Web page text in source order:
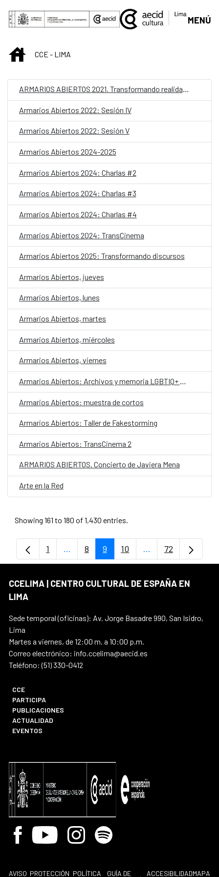
Skip to Main Content
MENÚ
INICIOCCE - LIMA
ARMARIOS ABIERTOS 2021. Transformando realidades
Armarios Abiertos 2022: Sesión IV
Armarios Abiertos 2022: Sesión V
Armarios Abiertos 2024-2025
Armarios Abiertos 2024: Charlas #2
Armarios Abiertos 2024: Charlas #3
Armarios Abiertos 2024: Charlas #4
Armarios Abiertos 2024: TransCinema
Armarios Abiertos 2025: Transformando discursos
Armarios Abiertos, jueves
Armarios Abiertos, lunes
Armarios Abiertos, martes
Armarios Abiertos, miércoles
Armarios Abiertos, viernes
Armarios Abiertos: Archivos y memoria LGBTIQ+ en Iberoamérica
Armarios Abiertos: muestra de cortos
Armarios Abiertos: Taller de Fakestorming
Armarios Abiertos: TransCinema 2
ARMARIOS ABIERTOS. Concierto de Javiera Mena
Arte en la Red
Showing 161 to 180 of 1,430 entries.
Page
1 ...Intermediate Pages Use TAB to
Page
8 Page
9 Page
10 ...Intermediate
Page
72
CCELIMA | CENTRO CULTURAL DE ESPAÑA EN
LIMA
Sede temporal (oficinas): Av. Jorge Basadre 990, San Isidro,
Lima
Martes a viernes, de 12:00 m. a 10:00 p.m.
Correo electrónico: info.ccelima@aecid.es
Teléfono: (51) 330-0412
CCE
PARTICIPA
PUBLICACIONES
ACTUALIDAD
EVENTOS
Facebook
Youtube InstagramSpotify
AVISO PROTECCIÓN POLÍTICA
GUÍA DE
ACCESIBILIDADMAPA